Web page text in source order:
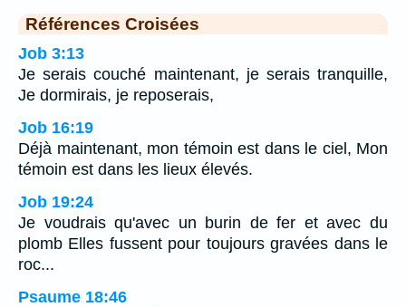
Références Croisées
Job 3:13
Je serais couché maintenant, je serais tranquille,
Je dormirais, je reposerais,
Job 16:19
Déjà maintenant, mon témoin est dans le ciel, Mon
témoin est dans les lieux élevés.
Job 19:24
Je voudrais qu'avec un burin de fer et avec du
plomb Elles fussent pour toujours gravées dans le
roc...
Psaume 18:46